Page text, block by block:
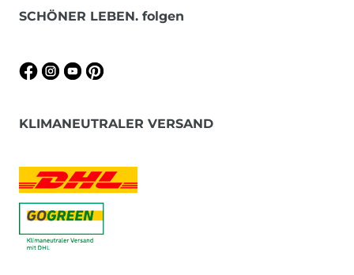
SCHÖNER LEBEN. folgen
KLIMANEUTRALER VERSAND